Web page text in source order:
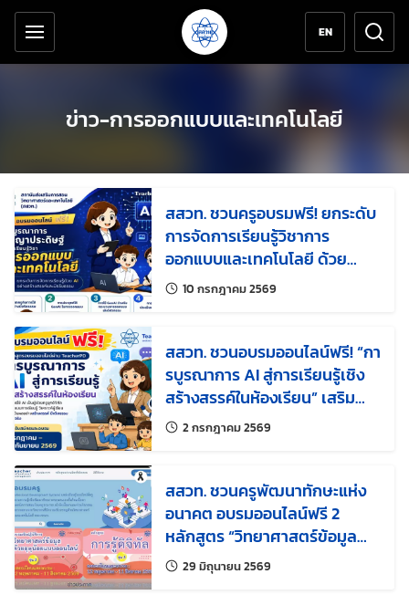
ข้ามไปยังเนื้อหาหลัก
เครื่องมือช่วยเหลือ
EN
ข่าว-การออกแบบและเทคโนโลยี
สสวท. ชวนครูอบรมฟรี! ยกระดับ
การจัดการเรียนรู้วิชาการ
ออกแบบและเทคโนโลยี ด้วย
GenAI อย่างสร้างสรรค์และมี
10 กรกฎาคม 2569แก้ไขล่าสุดเมื่อ:
สสวท. ชวนอบรมออนไลน์ฟรี! “กา
รบูรณาการ AI สู่การเรียนรู้เชิง
สร้างสรรค์ในห้องเรียน” เสริม
ทักษะครูยุคดิจิทัล พร้อมประยุกต์
2 กรกฎาคม 2569แก้ไขล่าสุดเมื่อ:
สสวท. ชวนครูพัฒนาทักษะแห่ง
อนาคต อบรมออนไลน์ฟรี 2
หลักสูตร “วิทยาศาสตร์ข้อมูล
ด้วยอุตุน้อย” และ “การรู้ดิจิทัล”
สมัครได้ถึง 11 ส.ค. 69
29 มิถุนายน 2569แก้ไขล่าสุดเมื่อ: